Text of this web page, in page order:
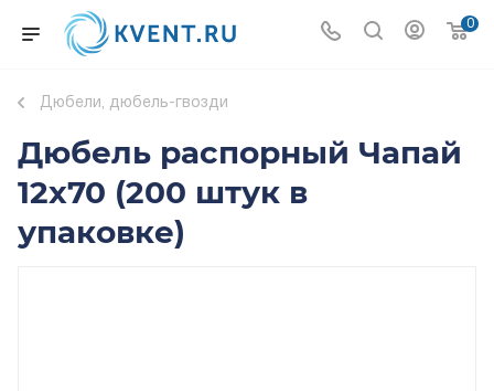
0
Дюбели, дюбель-гвозди
Дюбель распорный Чапай
12x70 (200 штук в
упаковке)